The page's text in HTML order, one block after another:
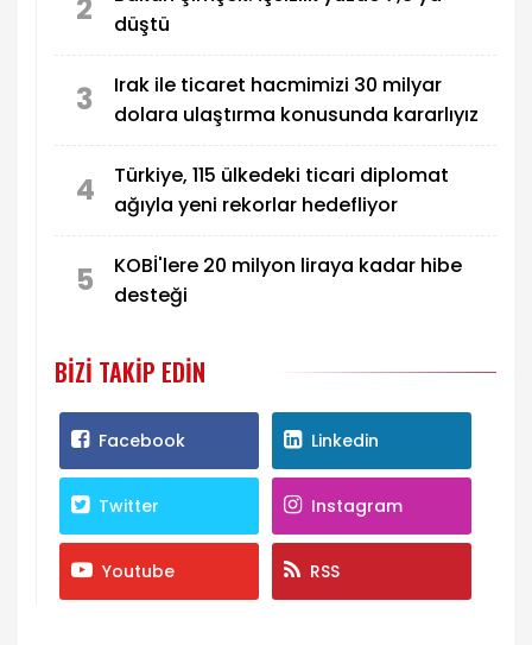
2
düştü
3
Irak ile ticaret hacmimizi 30 milyar
dolara ulaştırma konusunda kararlıyız
4
Türkiye, 115 ülkedeki ticari diplomat
ağıyla yeni rekorlar hedefliyor
5
KOBİ'lere 20 milyon liraya kadar hibe
desteği
BIZI TAKIP EDIN
Facebook Linkedin
Twitter Instagram
Youtube RSS